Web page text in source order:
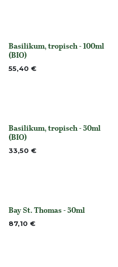
None
Basilikum, tropisch - 100ml
(BIO)
55,40 €
None
Basilikum, tropisch - 50ml
(BIO)
33,50 €
None
Bay St. Thomas - 50ml
87,10 €